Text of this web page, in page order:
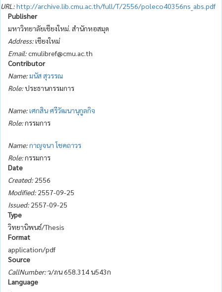
URL:http://archive.lib.cmu.ac.th/full/T/2556/poleco40356ns_abs.pdf
Publisher
มหาวิทยาลัยเชียงใหม่. สำนักหอสมุด
Address:เชียงใหม่
Email:cmulibref@cmu.ac.th
Contributor
Name:มนัส สุวรรณ
Role:ประธานกรรมการ
Name:เศกสิน ศรีวัฒนานุกูลกิจ
Role:กรรมการ
Name:กาญจนา โชคถาวร
Role:กรรมการ
Date
Created: 2556
Modified: 2557-09-25
Issued: 2557-09-25
Type
วิทยานิพนธ์/Thesis
Format
application/pdf
Source
CallNumber:ว/ภน 658.314 น543ก
Language